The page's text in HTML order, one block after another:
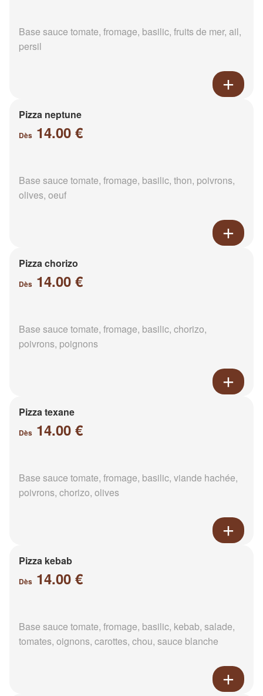
Base sauce tomate, fromage, basilic, fruits de mer, ail,
persil
Pizza neptune
Dès 14.00 €
Base sauce tomate, fromage, basilic, thon, poivrons,
olives, oeuf
Pizza chorizo
Dès 14.00 €
Base sauce tomate, fromage, basilic, chorizo,
poivrons, poignons
Pizza texane
Dès 14.00 €
Base sauce tomate, fromage, basilic, viande hachée,
poivrons, chorizo, olives
Pizza kebab
Dès 14.00 €
Base sauce tomate, fromage, basilic, kebab, salade,
tomates, oignons, carottes, chou, sauce blanche